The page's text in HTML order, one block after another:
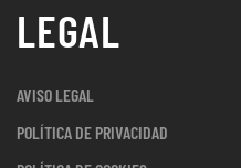
LEGAL
AVISO LEGAL
POLÍTICA DE PRIVACIDAD